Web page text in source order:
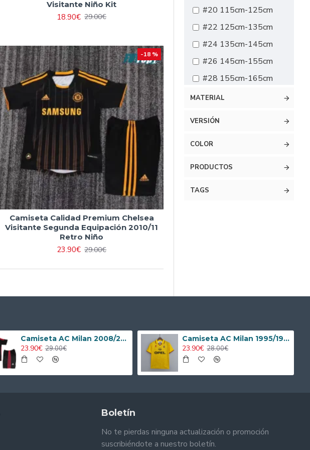
Visitante Niño Kit
18.90€ 29.00€
-18 %
Camiseta Calidad Premium Chelsea
Visitante Segunda Equipación 2010/11
Retro Niño
23.90€ 29.00€
MATERIAL
VERSIÓN
COLOR
PRODUCTOS
#20 115cm-125cm
#22 125cm-135cm
#24 135cm-145cm
#26 145cm-155cm
#28 155cm-165cm
TAGS
Camiseta AC Milan 2008/2009 Local Retro Niño Kit
23.90€ 29.00€
Camiseta AC Milan 1995/1996 Alternativo Retro
23.90€ 28.00€
Boletín
No te pierdas ninguna actualización o promoción
suscribiéndote a nuestro boletín.